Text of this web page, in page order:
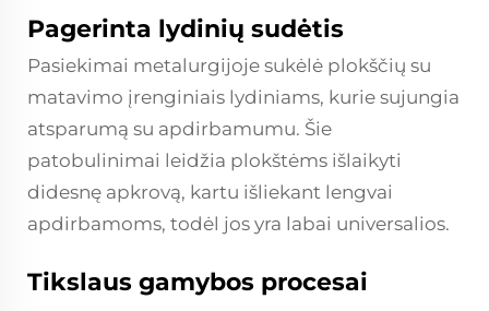
Pagerinta lydinių sudėtis
Pasiekimai metalurgijoje sukėlė plokščių su
matavimo įrenginiais lydiniams, kurie sujungia
atsparumą su apdirbamumu. Šie
patobulinimai leidžia plokštėms išlaikyti
didesnę apkrovą, kartu išliekant lengvai
apdirbamoms, todėl jos yra labai universalios.
Tikslaus gamybos procesai